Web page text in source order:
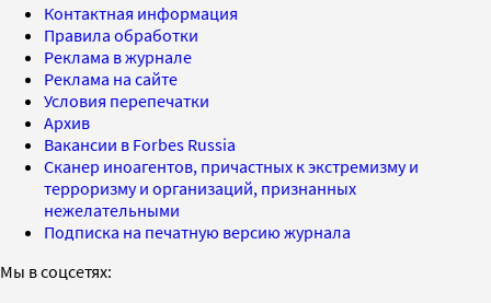
Контактная информация
Правила обработки
Реклама в журнале
Реклама на сайте
Условия перепечатки
Архив
Вакансии в Forbes Russia
Сканер иноагентов, причастных к экстремизму и
терроризму и организаций, признанных
нежелательными
Подписка на печатную версию журнала
Мы в соцсетях: